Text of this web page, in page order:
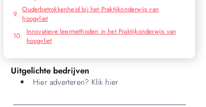
Ouderbetrokkenheid bij het Praktijkonderwijs van
hoogvliet
Innovatieve leermethoden in het Praktijkonderwijs van
hoogvliet
Uitgelichte bedrijven
Hier adverteren? Klik hier